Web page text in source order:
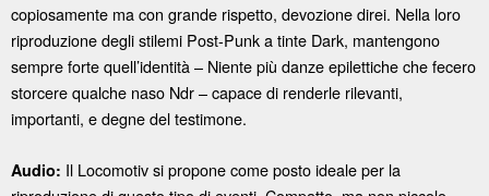
copiosamente ma con grande rispetto, devozione direi. Nella loro
riproduzione degli stilemi Post-Punk a tinte Dark, mantengono
sempre forte quell’identità – Niente più danze epilettiche che fecero
storcere qualche naso Ndr – capace di renderle rilevanti,
importanti, e degne del testimone.
Audio: Il Locomotiv si propone come posto ideale per la